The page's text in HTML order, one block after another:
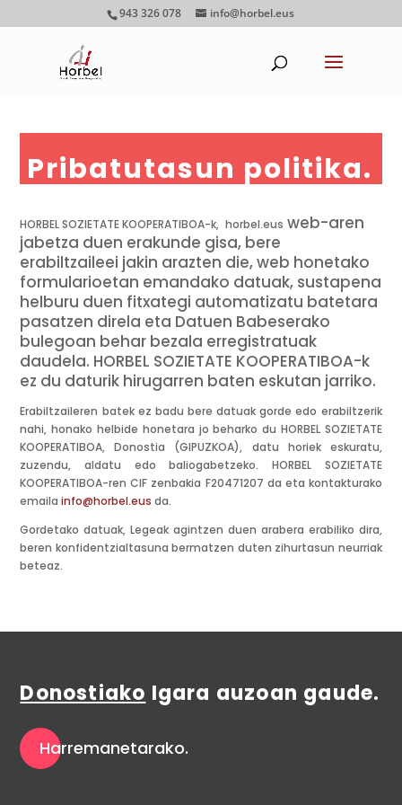
943 326 078 info@horbel.eus
Pribatutasun politika.
HORBEL SOZIETATE KOOPERATIBOA-k, horbel.eus web-aren
jabetza duen erakunde gisa, bere
erabiltzaileei jakin arazten die, web honetako
formularioetan emandako datuak, sustapena
helburu duen fitxategi automatizatu batetara
pasatzen direla eta Datuen Babeserako
bulegoan behar bezala erregistratuak
daudela. HORBEL SOZIETATE KOOPERATIBOA-k
ez du daturik hirugarren baten eskutan jarriko.
Erabiltzaileren batek ez badu bere datuak gorde edo erabiltzerik
nahi, honako helbide honetara jo beharko du HORBEL SOZIETATE
KOOPERATIBOA, Donostia (GIPUZKOA), datu horiek eskuratu,
zuzendu, aldatu edo baliogabetzeko. HORBEL SOZIETATE
KOOPERATIBOA-ren CIF zenbakia F20471207 da eta kontakturako
emailainfo@horbel.eus da.
Gordetako datuak, Legeak agintzen duen arabera erabiliko dira,
beren konfidentzialtasuna bermatzen duten zihurtasun neurriak
beteaz.
Donostiako Igara auzoan gaude.
Harremanetarako.